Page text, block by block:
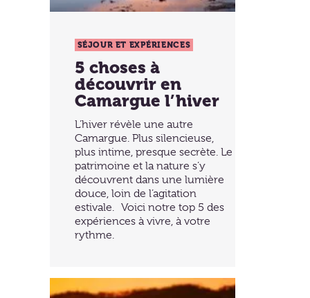
SÉJOUR ET EXPÉRIENCES
5 choses à
découvrir en
Camargue l’hiver
L’hiver révèle une autre
Camargue. Plus silencieuse,
plus intime, presque secrète. Le
patrimoine et la nature s’y
découvrent dans une lumière
douce, loin de l’agitation
estivale. Voici notre top 5 des
expériences à vivre, à votre
rythme.